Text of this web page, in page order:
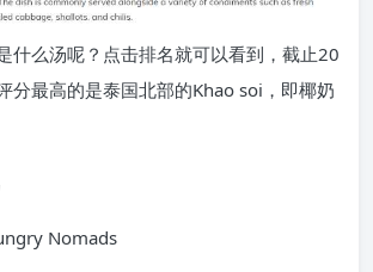
什么汤呢？点击排名就可以看到，截止20
分最高的是泰国北部的Khao soi，即椰奶
Nomads